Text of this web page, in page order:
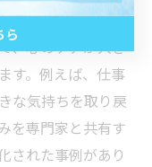
実例紹介
、心のケアが大き
す。例えば、仕事
な気持ちを取り戻
を専門家と共有す
された事例があり
ら
ら